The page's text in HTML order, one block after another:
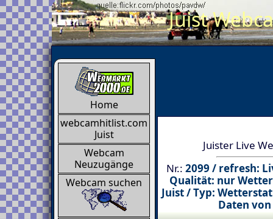
Juist
Home
webcamhitlist.com
Juist
Webcam
Neuzugänge
Webcam suchen
Juister Live
Nr.: 2099 / refresh:
Qualität: nur
Juist / Typ:
Daten